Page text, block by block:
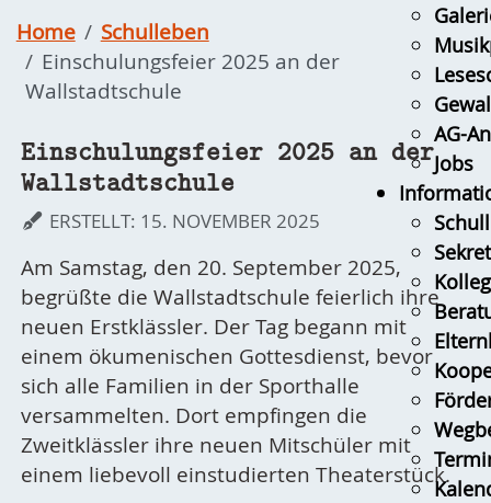
AG-
Jobs
Home
Schulleben
Einschulungsfeier 2025 an der
Wallstadtschule
Einschulungsfeier 2025 an der
Wallstadtschule
ERSTELLT: 15. NOVEMBER 2025
Am Samstag, den 20. September 2025,
begrüßte die Wallstadtschule feierlich ihre
neuen Erstklässler. Der Tag begann mit
einem ökumenischen Gottesdienst, bevor
sich alle Familien in der Sporthalle
versammelten. Dort empfingen die
Zweitklässler ihre neuen Mitschüler mit
einem liebevoll einstudierten Theaterstück.